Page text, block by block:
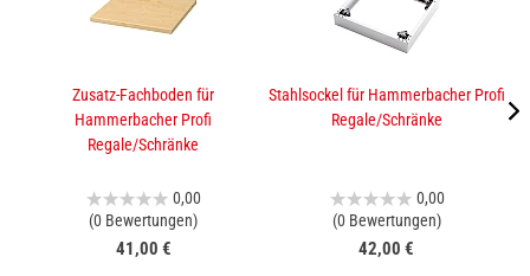
Zusatz-Fachboden für
Hammerbacher Profi
Regale/Schränke
0,00
(0 Bewertungen)
41,00 €
Stahlsockel für Hammerbacher Profi
Regale/Schränke
0,00
(0 Bewertungen)
42,00 €